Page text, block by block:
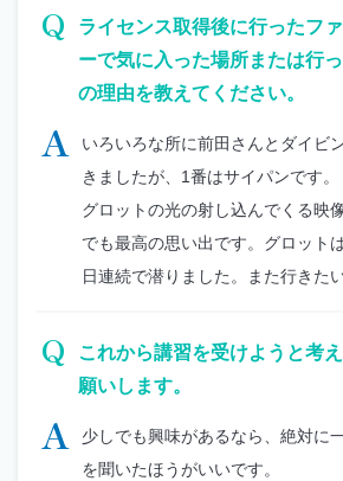
Q
ライセンス取得後に行ったフ
ーで気に入った場所または行
の理由を教えてください。
A
いろいろな所に前田さんとダイビ
きましたが、1番はサイパンです。
グロットの光の射し込んでくる映
でも最高の思い出です。グロット
日連続で潜りました。また行きたい
Q
これから講習を受けようと考
願いします。
A
少しでも興味があるなら、絶対に
を聞いたほうがいいです。